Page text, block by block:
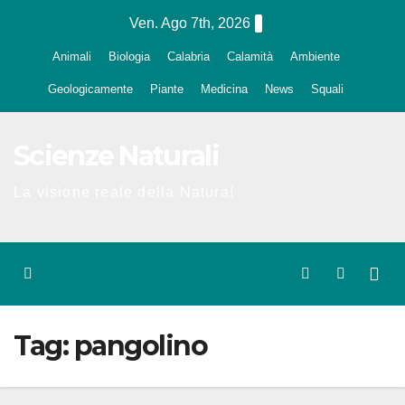
Ven. Ago 7th, 2026
Animali Biologia Calabria Calamità Ambiente
Geologicamente Piante Medicina News Squali
Tag: pangolino